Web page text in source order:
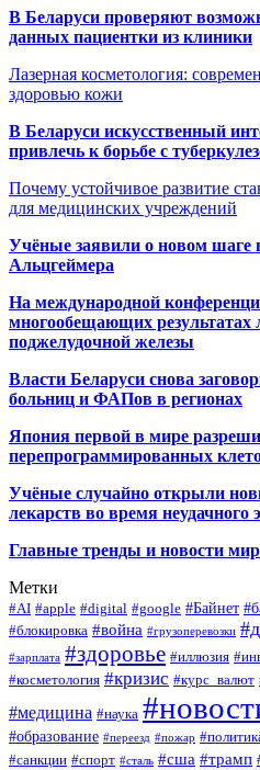
В Беларуси проверяют
данных пациентки из клиники
Лазерная косметология:
здоровью кожи
В Беларуси искусственный
привлечь к борьбе с
Почему устойчивое развитие
для медицинских учреждений
Учёные заявили о новом шаге
Альцгеймера
На международной
многообещающих результатах
поджелудочной железы
Власти Беларуси снова
больниц и ФАПов в регионах
Япония первой в мире
перепрограммированных
Учёные случайно открыли
лекарств во время неудачного
Главные тренды и новости
Метки
#AI #apple #digital #google #Байнет
#блокировка #война #грузоперевозки
#зарплата #здоровье #иллюзия
#косметология #кризис #курс_валют
#медицина #наука
#образование #переезд #пожар
#санкции #спорт #сталь #сша #трамп